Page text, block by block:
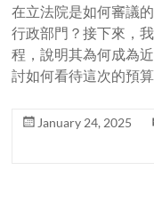
在立法院是如何審議
行政部門？接下來，
程，說明其為何成為
討如何看待這次的預算
January 24, 2025